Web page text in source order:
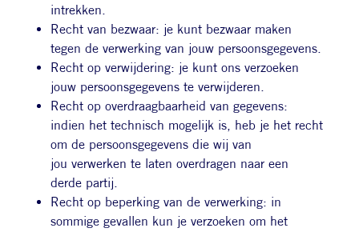
intrekken.
Recht van bezwaar: je kunt bezwaar maken
tegen de verwerking van jouw persoonsgegevens.
Recht op verwijdering: je kunt ons verzoeken
jouw persoonsgegevens te verwijderen.
Recht op overdraagbaarheid van gegevens:
indien het technisch mogelijk is, heb je het recht
om de persoonsgegevens die wij van
jou verwerken te laten overdragen naar een
derde partij.
Recht op beperking van de verwerking: in
sommige gevallen kun je verzoeken om het